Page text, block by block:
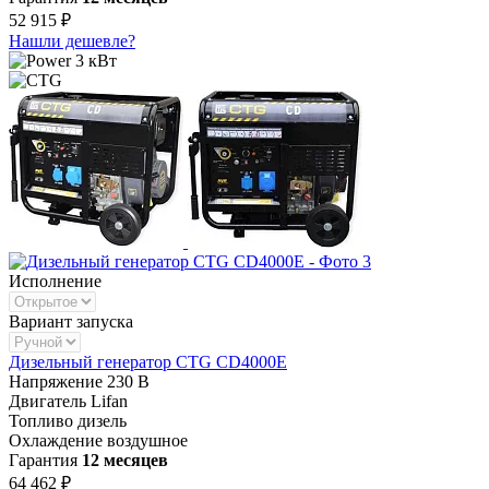
52 915 ₽
Нашли дешевле?
3 кВт
Исполнение
Вариант запуска
Дизельный генератор CTG CD4000E
Напряжение 230 В
Двигатель Lifan
Топливо дизель
Охлаждение воздушное
Гарантия 12 месяцев
64 462 ₽